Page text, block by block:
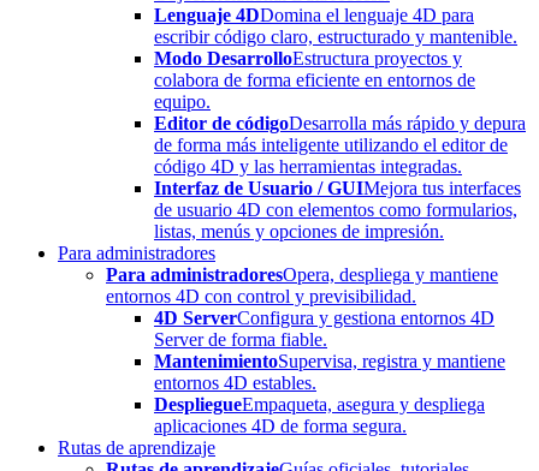
Lenguaje 4DDomina el lenguaje 4D para
escribir código claro, estructurado y mantenible.
Modo DesarrolloEstructura proyectos y
colabora de forma eficiente en entornos de
equipo.
Editor de códigoDesarrolla más rápido y depura
de forma más inteligente utilizando el editor de
código 4D y las herramientas integradas.
Interfaz de Usuario / GUIMejora tus interfaces
de usuario 4D con elementos como formularios,
listas, menús y opciones de impresión.
Para administradores
Para administradoresOpera, despliega y mantiene
entornos 4D con control y previsibilidad.
4D ServerConfigura y gestiona entornos 4D
Server de forma fiable.
MantenimientoSupervisa, registra y mantiene
entornos 4D estables.
DespliegueEmpaqueta, asegura y despliega
aplicaciones 4D de forma segura.
Rutas de aprendizaje